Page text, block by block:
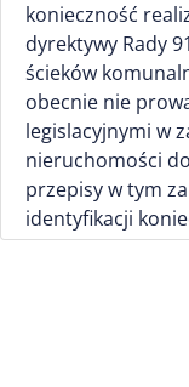
konieczność
dyrektywy Rady
ścieków
obecnie nie
legislacyjnymi w
nieruchomości
przepisy w tym
identyfikacji